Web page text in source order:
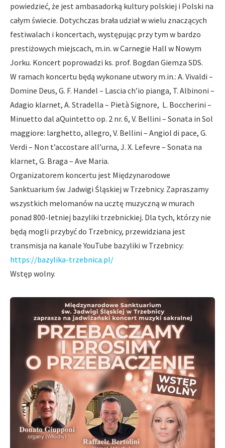
powiedzieć, że jest ambasadorką kultury polskiej i Polski na
całym świecie. Dotychczas brała udział w wielu znaczących
festiwalach i koncertach, występując przy tym w bardzo
prestiżowych miejscach, m.in. w Carnegie Hall w Nowym
Jorku. Koncert poprowadzi ks. prof. Bogdan Giemza SDS.
W ramach koncertu będą wykonane utwory m.in.: A. Vivaldi –
Domine Deus, G. F. Handel – Lascia ch’io pianga, T. Albinoni –
Adagio klarnet, A. Stradella – Pietà Signore, L. Boccherini –
Minuetto dal aQuintetto op. 2 nr. 6, V. Bellini – Sonata in Sol
maggiore: larghetto, allegro, V. Bellini – Angiol di pace, G.
Verdi – Non t’accostare all’urna, J. X. Lefevre – Sonata na
klarnet, G. Braga – Ave Maria.
Organizatorem koncertu jest Międzynarodowe
Sanktuarium św. Jadwigi Śląskiej w Trzebnicy. Zapraszamy
wszystkich melomanów na ucztę muzyczną w murach
ponad 800-letniej bazyliki trzebnickiej. Dla tych, którzy nie
będą mogli przybyć do Trzebnicy, przewidziana jest
transmisja na kanale YouTube bazyliki w Trzebnicy:
https://bazylika-trzebnica.pl/
Wstęp wolny.